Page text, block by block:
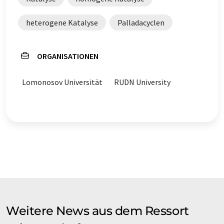
heterogene Katalyse Palladacyclen
ORGANISATIONEN
Lomonosov Universität RUDN University
Weitere News aus dem Ressort